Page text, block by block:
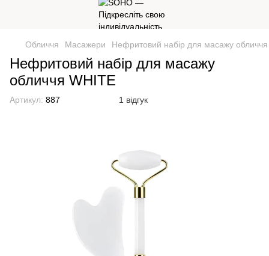
Обличчя Масажери Нефритовий набір для масажу
Нефритовий набір для масажу
обличчя WHITE
Артикул: 887 1 відгук